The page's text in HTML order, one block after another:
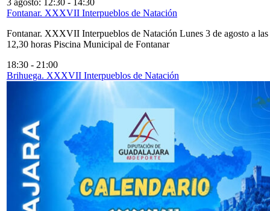
3 agosto: 12:30 - 14:30
Fontanar. XXXVII Interpueblos de Natación
Fontanar. XXXVII Interpueblos de Natación Lunes 3 de agosto a las
12,30 horas Piscina Municipal de Fontanar
18:30 - 21:00
Brihuega. XXXVII Interpueblos de Natación